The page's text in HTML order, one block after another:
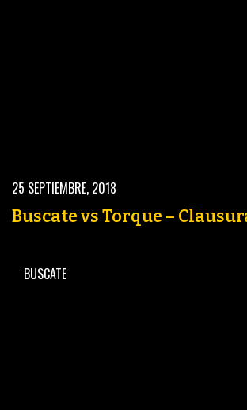
25 SEPTIEMBRE, 2018
Buscate vs Torque –
BUSCATE